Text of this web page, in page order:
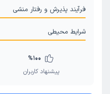
فرآیند پذیرش و رفتار منشی
شرایط محیطی
%100
پیشنهاد کاربران